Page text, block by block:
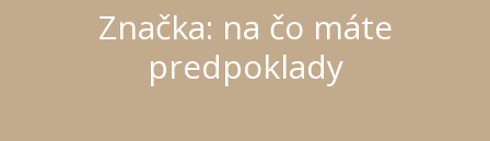
Značka: na čo máte
predpoklady